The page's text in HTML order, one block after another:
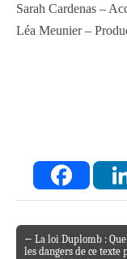
Sarah Cardenas –
Léa Meunier –
Post navigation
← La loi Duplomb :
les dangers de ce texte